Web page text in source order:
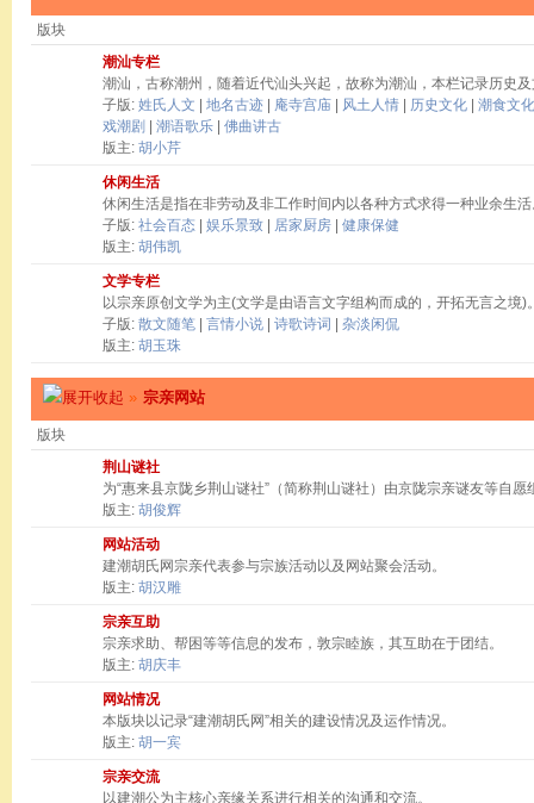
版块
潮汕专栏
潮汕，古称潮州，随着近代汕头兴起，故称为潮汕，本栏记录历史
子版: 姓氏人文 地名古迹 庵寺宫庙 风土人情 历史文化
潮食文化
戏潮剧
潮语歌乐
佛曲讲古
版主: 胡小芹
休闲生活
休闲生活是指在非劳动及非工作时间内以各种方式求得一种业余生
子版: 社会百态 娱乐景致 居家厨房
健康保健
版主: 胡伟凯
文学专栏
以宗亲原创文学为主(文学是由语言文字组构而成的，开拓无言之境)
子版: 散文随笔 言情小说 诗歌诗词
杂淡闲侃
版主: 胡玉珠
» 宗亲网站
版块
荆山谜社
为“惠来县京陇乡荆山谜社”（简称荆山谜社）由京陇宗亲谜友等自
版主: 胡俊辉
网站活动
建潮胡氏网宗亲代表参与宗族活动以及网站聚会活动。
版主: 胡汉雕
宗亲互助
宗亲求助、帮困等等信息的发布，敦宗睦族，其互助在于团结。
版主: 胡庆丰
网站情况
本版块以记录“建潮胡氏网”相关的建设情况及运作情况。
版主: 胡一宾
宗亲交流
以建潮公为主核心亲缘关系进行相关的沟通和交流。